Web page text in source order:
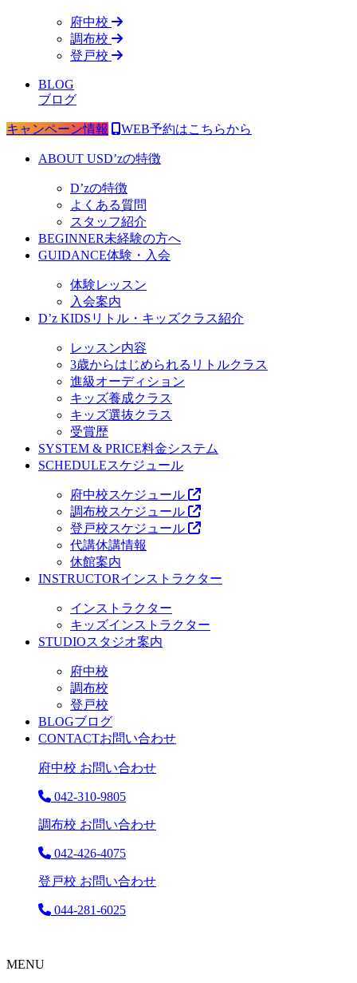
府中校
調布校
登戸校
BLOG
ブログ
キャンペーン情報 WEB予約はこちらから
ABOUT USD’zの特徴
D’zの特徴
よくある質問
スタッフ紹介
BEGINNER未経験の方へ
GUIDANCE体験・入会
体験レッスン
入会案内
D’z KIDS リトル・キッズクラス紹介
レッスン内容
3歳からはじめられるリトルクラス
進級オーディション
キッズ養成クラス
キッズ選抜クラス
受賞歴
SYSTEM & PRICE料金システム
SCHEDULEスケジュール
府中校スケジュール
調布校スケジュール
登戸校スケジュール
代講休講情報
休館案内
INSTRUCTORインストラクター
インストラクター
キッズインストラクター
STUDIOスタジオ案内
府中校
調布校
登戸校
BLOGブログ
CONTACTお問い合わせ
府中校 お問い合わせ
042-310-9805
調布校 お問い合わせ
042-426-4075
登戸校 お問い合わせ
044-281-6025
MENU